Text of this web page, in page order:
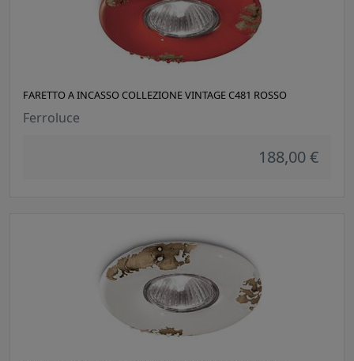
FARETTO A INCASSO COLLEZIONE VINTAGE C481 ROSSO
Ferroluce
188,00 €